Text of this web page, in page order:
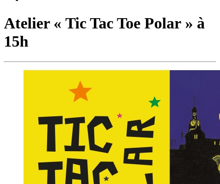
Atelier « Tic Tac Toe Polar » à
15h